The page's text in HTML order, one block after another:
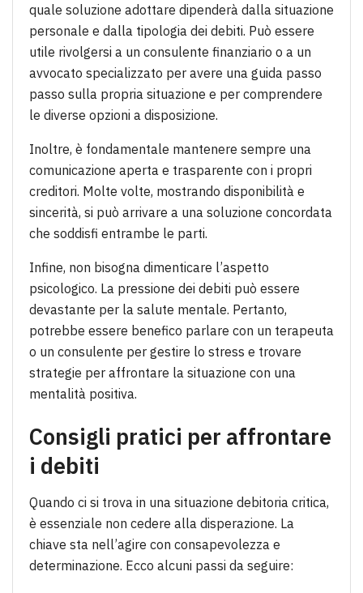
quale soluzione adottare dipenderà dalla situazione
personale e dalla tipologia dei debiti. Può essere
utile rivolgersi a un consulente finanziario o a un
avvocato specializzato per avere una guida passo
passo sulla propria situazione e per comprendere
le diverse opzioni a disposizione.
Inoltre, è fondamentale mantenere sempre una
comunicazione aperta e trasparente con i propri
creditori. Molte volte, mostrando disponibilità e
sincerità, si può arrivare a una soluzione concordata
che soddisfi entrambe le parti.
Infine, non bisogna dimenticare l’aspetto
psicologico. La pressione dei debiti può essere
devastante per la salute mentale. Pertanto,
potrebbe essere benefico parlare con un terapeuta
o un consulente per gestire lo stress e trovare
strategie per affrontare la situazione con una
mentalità positiva.
Consigli pratici per affrontare
i debiti
Quando ci si trova in una situazione debitoria critica,
è essenziale non cedere alla disperazione. La
chiave sta nell’agire con consapevolezza e
determinazione. Ecco alcuni passi da seguire: